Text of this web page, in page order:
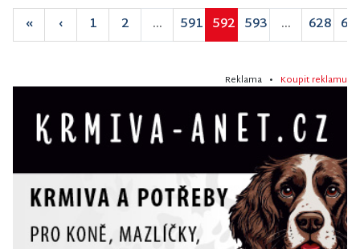
« ‹ 1 2 ... 591 592 593 ... 628
Reklama • Koupit reklamu